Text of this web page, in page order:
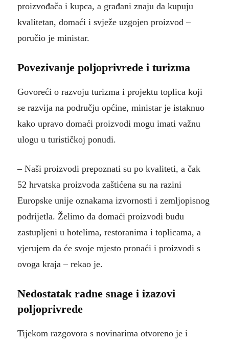
proizvođača i kupca, a građani znaju da kupuju
kvalitetan, domaći i svježe uzgojen proizvod –
poručio je ministar.
Povezivanje poljoprivrede i turizma
Govoreći o razvoju turizma i projektu toplica koji
se razvija na području općine, ministar je istaknuo
kako upravo domaći proizvodi mogu imati važnu
ulogu u turističkoj ponudi.
– Naši proizvodi prepoznati su po kvaliteti, a čak
52 hrvatska proizvoda zaštićena su na razini
Europske unije oznakama izvornosti i zemljopisnog
podrijetla. Želimo da domaći proizvodi budu
zastupljeni u hotelima, restoranima i toplicama, a
vjerujem da će svoje mjesto pronaći i proizvodi s
ovoga kraja – rekao je.
Nedostatak radne snage i izazovi
poljoprivrede
Tijekom razgovora s novinarima otvoreno je i